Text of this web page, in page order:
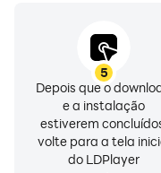
5
Depois que o
e a instalação
estiverem
volte para a tela
do LDPlayer